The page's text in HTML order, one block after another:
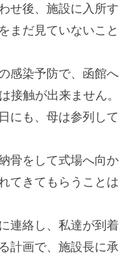
せ後、施設に入所す
まだ見ていないこと
感染予防で、函館へ
接触が出来ません。
にも、母は参列して
骨をして式場へ向か
てきてもらうことは
連絡し、私達が到着
計画で、施設長に承